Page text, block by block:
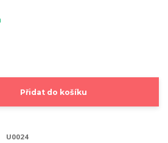
Přidat do košíku
U0024